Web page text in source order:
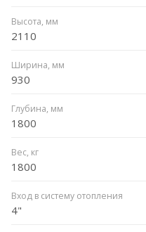
Высота, мм
2110
Ширина, мм
930
Глубина, мм
1800
Вес, кг
1800
Вход в систему отопления
4"